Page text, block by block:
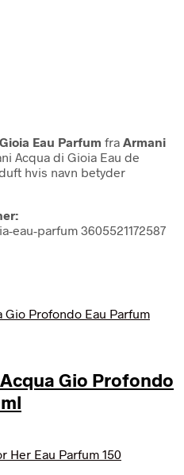
Eau Parfum fra Armani
Acqua di Gioia Eau de
hvis navn betyder
eau-parfum 3605521172587
Gio Profondo